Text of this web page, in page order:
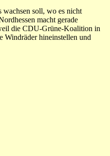
wachsen soll, wo es nicht
macht gerade
die CDU-Grüne-Koalition in
Windräder hineinstellen und